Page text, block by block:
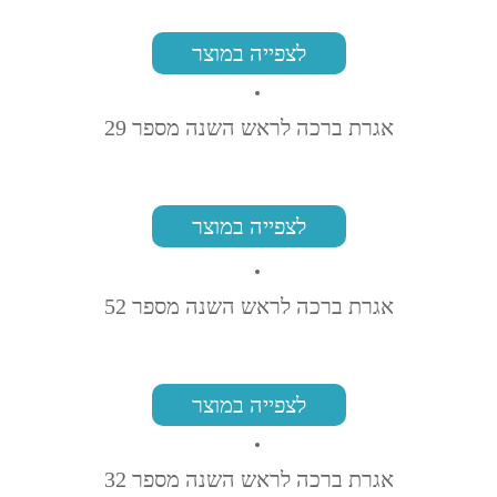
לצפייה במוצר
אגרת ברכה לראש השנה מספר 29
לצפייה במוצר
אגרת ברכה לראש השנה מספר 52
לצפייה במוצר
אגרת ברכה לראש השנה מספר 32